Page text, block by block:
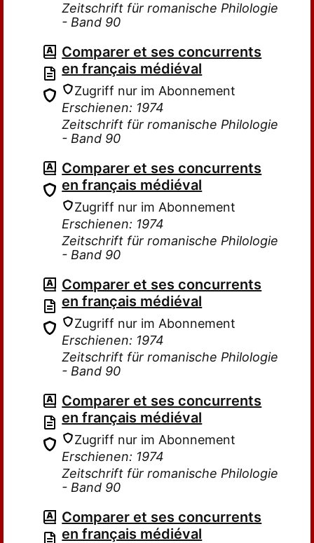
Zeitschrift für romanische Philologie
- Band 90
Comparer et ses concurrents
en français médiéval
Zugriff nur im Abonnement
Erschienen: 1974
Zeitschrift für romanische Philologie
- Band 90
Comparer et ses concurrents
en français médiéval
Zugriff nur im Abonnement
Erschienen: 1974
Zeitschrift für romanische Philologie
- Band 90
Comparer et ses concurrents
en français médiéval
Zugriff nur im Abonnement
Erschienen: 1974
Zeitschrift für romanische Philologie
- Band 90
Comparer et ses concurrents
en français médiéval
Zugriff nur im Abonnement
Erschienen: 1974
Zeitschrift für romanische Philologie
- Band 90
Comparer et ses concurrents
en français médiéval